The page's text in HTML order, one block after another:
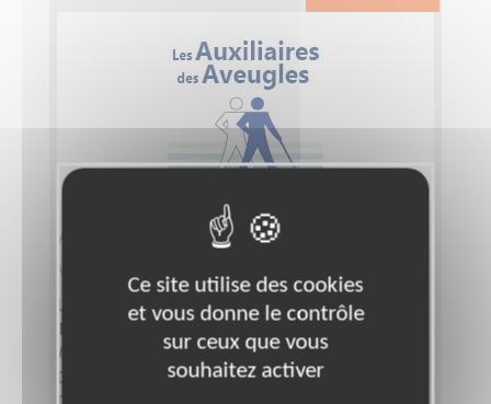
Accompagnement de déficients
visuels 69
Lieu :
RHONE (69)
Association :
Les Auxiliaires des Aveugles
Date :
Tout le temps
Ce site utilise des cookies
et vous donne le contrôle
sur ceux que vous
souhaitez activer